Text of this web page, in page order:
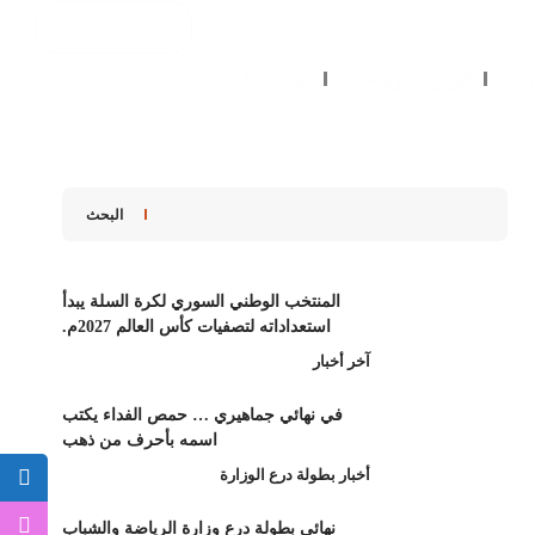
البحث
المنتخب الوطني السوري لكرة السلة يبدأ
استعداداته لتصفيات كأس العالم 2027م.
آخر أخبار
في نهائي جماهيري … حمص الفداء يكتب
اسمه بأحرف من ذهب
أخبار بطولة درع الوزارة
نهائي بطولة درع وزارة الرياضة والشباب